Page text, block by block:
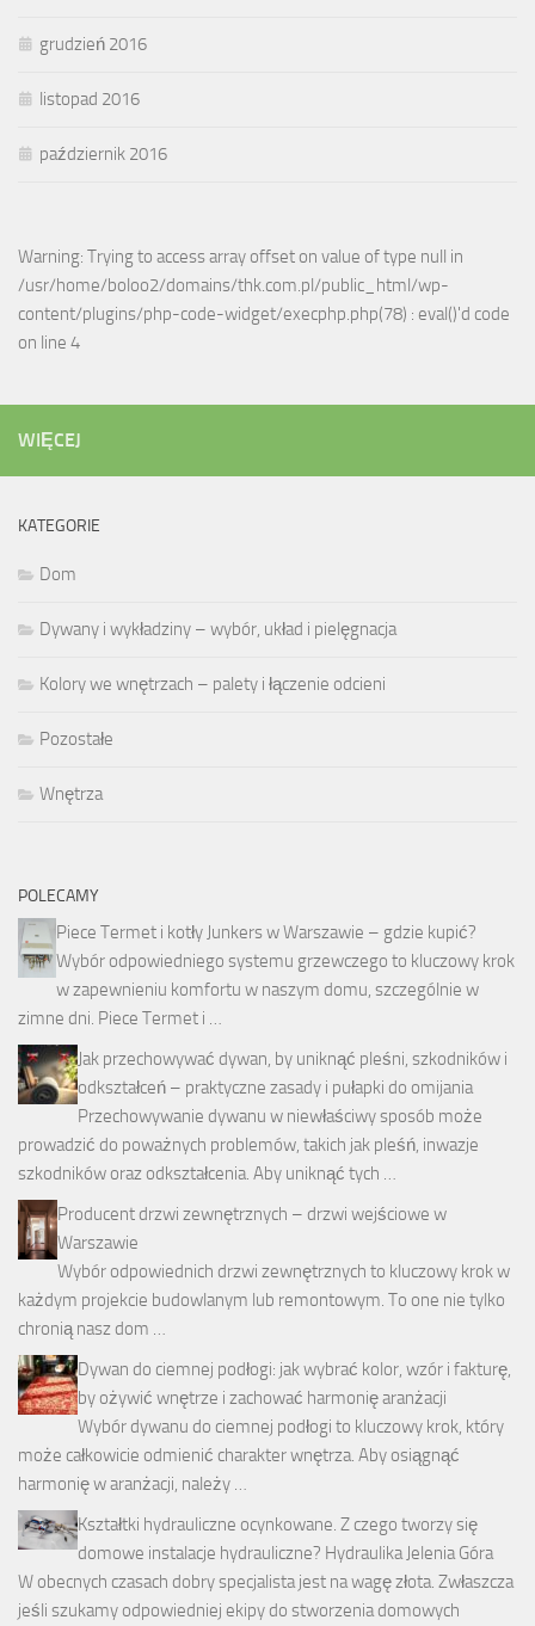
grudzień 2016
listopad 2016
październik 2016
Warning: Trying to access array offset on value of type null in
/usr/home/boloo2/domains/thk.com.pl/public_html/wp-
content/plugins/php-code-widget/execphp.php(78) : eval()'d code
on line 4
WIĘCEJ
KATEGORIE
Dom
Dywany i wykładziny – wybór, układ i pielęgnacja
Kolory we wnętrzach – palety i łączenie odcieni
Pozostałe
Wnętrza
POLECAMY
Piece Termet i kotły Junkers w Warszawie – gdzie kupić?
Wybór odpowiedniego systemu grzewczego to kluczowy krok
w zapewnieniu komfortu w naszym domu, szczególnie w
zimne dni. Piece Termet i …
Jak przechowywać dywan, by uniknąć pleśni, szkodników i
odkształceń – praktyczne zasady i pułapki do omijania
Przechowywanie dywanu w niewłaściwy sposób może
prowadzić do poważnych problemów, takich jak pleśń, inwazje
szkodników oraz odkształcenia. Aby uniknąć tych …
Producent drzwi zewnętrznych – drzwi wejściowe w
Warszawie
Wybór odpowiednich drzwi zewnętrznych to kluczowy krok w
każdym projekcie budowlanym lub remontowym. To one nie tylko
chronią nasz dom …
Dywan do ciemnej podłogi: jak wybrać kolor, wzór i fakturę,
by ożywić wnętrze i zachować harmonię aranżacji
Wybór dywanu do ciemnej podłogi to kluczowy krok, który
może całkowicie odmienić charakter wnętrza. Aby osiągnąć
harmonię w aranżacji, należy …
Kształtki hydrauliczne ocynkowane. Z czego tworzy się
domowe instalacje hydrauliczne? Hydraulika Jelenia Góra
W obecnych czasach dobry specjalista jest na wagę złota. Zwłaszcza
jeśli szukamy odpowiedniej ekipy do stworzenia domowych